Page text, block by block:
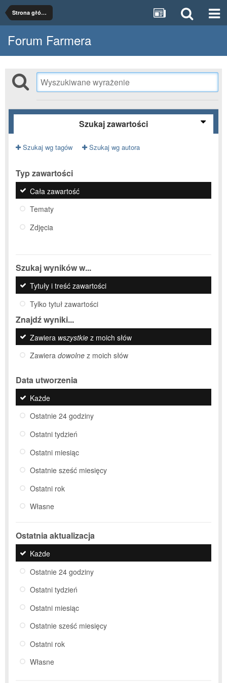
Strona główna
Forum Farmera
Szukaj zawartości
Szukaj wg tagów Szukaj wg autora
Typ zawartości
Cała zawartość
Tematy
Zdjęcia
Szukaj wyników w...
Tytuły i treść zawartości
Tylko tytuł zawartości
Znajdź wyniki...
Zawiera wszystkie z moich słów
Zawiera dowolne z moich słów
Data utworzenia
Każde
Ostatnie 24 godziny
Ostatni tydzień
Ostatni miesiąc
Ostatnie sześć miesięcy
Ostatni rok
Własne
Ostatnia aktualizacja
Każde
Ostatnie 24 godziny
Ostatni tydzień
Ostatni miesiąc
Ostatnie sześć miesięcy
Ostatni rok
Własne